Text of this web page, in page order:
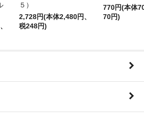
５）
2,728円(本体2,480円、
税248円)
770円(本体
70円)